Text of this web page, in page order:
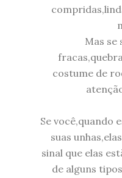
Mas se
costume de
Se você,quando
suas
sinal que elas
de alguns